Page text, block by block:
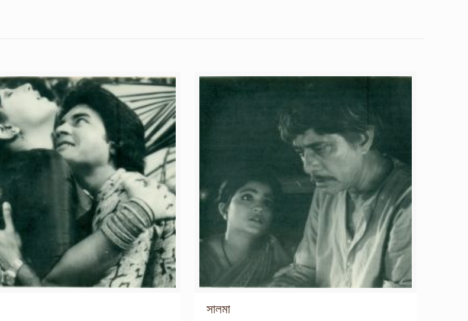
সালমা